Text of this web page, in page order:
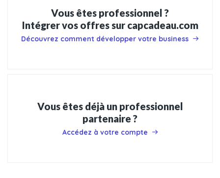
Vous êtes professionnel ?
Intégrer vos offres sur capcadeau.com
Découvrez comment développer votre business
Vous êtes déjà un professionnel
partenaire ?
Accédez à votre compte